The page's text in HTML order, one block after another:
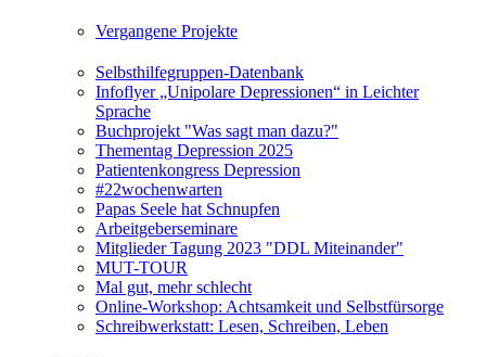
Vergangene Projekte
Selbsthilfegruppen-Datenbank
Infoflyer „Unipolare Depressionen“ in Leichter
Sprache
Buchprojekt "Was sagt man dazu?"
Thementag Depression 2025
Patientenkongress Depression
#22wochenwarten
Papas Seele hat Schnupfen
Arbeitgeberseminare
Mitglieder Tagung 2023 "DDL Miteinander"
MUT-TOUR
Mal gut, mehr schlecht
Online-Workshop: Achtsamkeit und Selbstfürsorge
Schreibwerkstatt: Lesen, Schreiben, Leben